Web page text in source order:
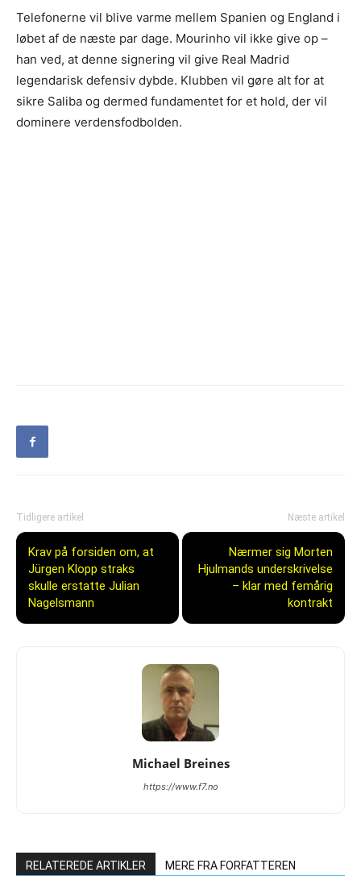
Telefonerne vil blive varme mellem Spanien og England i
løbet af de næste par dage. Mourinho vil ikke give op –
han ved, at denne signering vil give Real Madrid
legendarisk defensiv dybde. Klubben vil gøre alt for at
sikre Saliba og dermed fundamentet for et hold, der vil
dominere verdensfodbolden.
Tidligere artikel
Krav på forsiden om, at
Jürgen Klopp straks
skulle erstatte Julian
Nagelsmann
Næste artikel
Nærmer sig Morten
Hjulmands underskrivelse
– klar med femårig
kontrakt
Michael Breines
https://www.f7.no
RELATEREDE ARTIKLER MERE FRA FORFATTEREN